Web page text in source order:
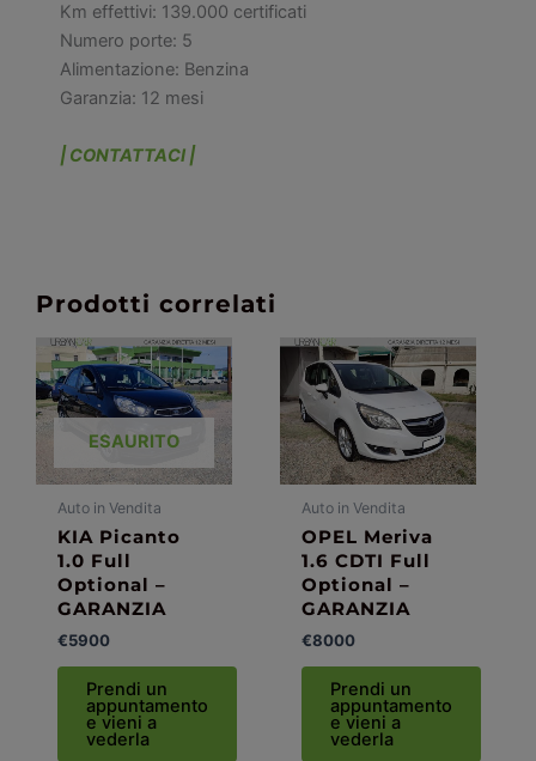
Km effettivi: 139.000 certificati
Numero porte: 5
Alimentazione: Benzina
Garanzia: 12 mesi
| CONTATTACI |
Prodotti correlati
ESAURITO
Auto in Vendita
KIA Picanto
1.0 Full
Optional –
GARANZIA
€5900
Prendi un
appuntamento
e vieni a
vederla
Auto in Vendita
OPEL Meriva
1.6 CDTI Full
Optional –
GARANZIA
€8000
Prendi un
appuntamento
e vieni a
vederla